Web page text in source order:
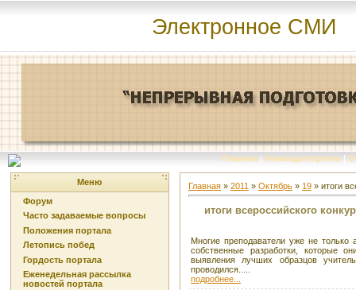
Электронное СМИ
Главная | Команда портала | О
Меню
Форум
Часто задаваемые вопросы
Положения портала
Летопись побед
Гордость портала
Еженедельная рассылка
новостей портала
Главная » 2011 » Октябрь » 19 » итоги
итоги всероссийского
Многие преподаватели уже не только
собственные разработки, которые
выявления лучших образцов
проводился.....
подробнее...